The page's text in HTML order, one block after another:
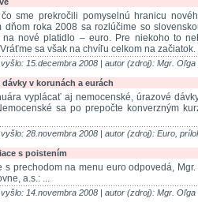
sme prekročili pomyselnú hranicu
dňom roka 2008 sa rozlúčime so
nové platidlo – euro. Pre niekoho to
sa však na chvíľu celkom na začiatok.
15.decembra 2008 | autor (zdroj): Mgr. Oľga
v korunách a eurách
vyplácať aj nemocenské, úrazové
sa po prepočte konverzným
28.novembra 2008 | autor (zdroj): Euro,
s poistením
s prechodom na menu euro odpovedá,
a.s.: ...
14.novembra 2008 | autor (zdroj): Mgr. Oľga